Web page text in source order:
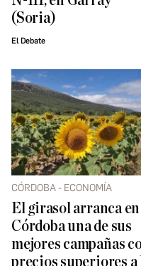
(Soria)
El Debate
CÓRDOBA - ECONOMÍA
El girasol arranca en
Córdoba una de sus
mejores campañas
precios superiores a